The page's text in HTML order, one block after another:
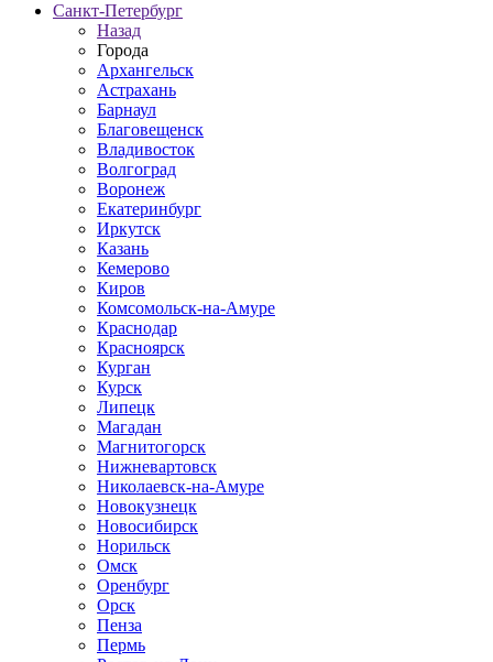
Санкт-Петербург
Назад
Города
Архангельск
Астрахань
Барнаул
Благовещенск
Владивосток
Волгоград
Воронеж
Екатеринбург
Иркутск
Казань
Кемерово
Киров
Комсомольск-на-Амуре
Краснодар
Красноярск
Курган
Курск
Липецк
Магадан
Магнитогорск
Нижневартовск
Николаевск-на-Амуре
Новокузнецк
Новосибирск
Норильск
Омск
Оренбург
Орск
Пенза
Пермь